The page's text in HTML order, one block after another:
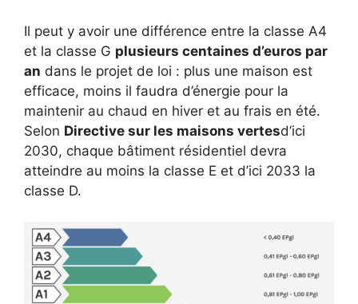
Il peut y avoir une différence entre la classe A4
et la classe G plusieurs centaines d’euros par
an dans le projet de loi : plus une maison est
efficace, moins il faudra d’énergie pour la
maintenir au chaud en hiver et au frais en été.
Selon Directive sur les maisons vertesd’ici
2030, chaque bâtiment résidentiel devra
atteindre au moins la classe E et d’ici 2033 la
classe D.